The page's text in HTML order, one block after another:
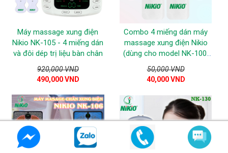
Máy massage xung điện
Nikio NK-105 - 4 miếng dán
và đôi dép trị liệu bàn chân
920,000 VND
490,000 VND
Combo 4 miếng dán máy
massage xung điện Nikio
(dùng cho model NK-100,
NK-101, NK-102, NK-103,
NK-105)
50,000 VND
40,000 VND